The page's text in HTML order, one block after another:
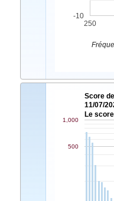
250
-10
Score
11/07/
Le
500
1,000